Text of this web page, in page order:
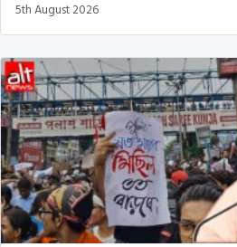
5th August 2026